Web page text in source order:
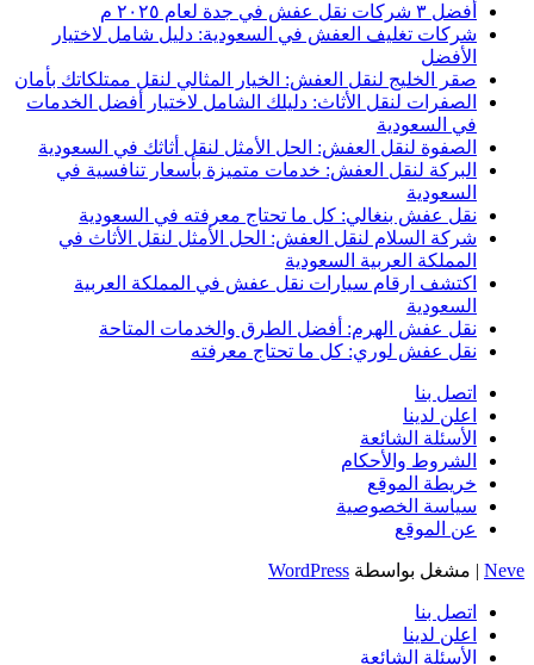
أفضل ٣ شركات نقل عفش في جدة لعام ٢٠٢٥ م
شركات تغليف العفش في السعودية: دليل شامل لاختيار
الأفضل
صقر الخليج لنقل العفش: الخيار المثالي لنقل ممتلكاتك بأمان
الصفرات لنقل الأثاث: دليلك الشامل لاختيار أفضل الخدمات
في السعودية
الصفوة لنقل العفش: الحل الأمثل لنقل أثاثك في السعودية
البركة لنقل العفش: خدمات متميزة بأسعار تنافسية في
السعودية
نقل عفش بنغالي: كل ما تحتاج معرفته في السعودية
شركة السلام لنقل العفش: الحل الأمثل لنقل الأثاث في
المملكة العربية السعودية
اكتشف ارقام سيارات نقل عفش في المملكة العربية
السعودية
نقل عفش الهرم: أفضل الطرق والخدمات المتاحة
نقل عفش لوري: كل ما تحتاج معرفته
اتصل بنا
اعلن لدينا
الأسئلة الشائعة
الشروط والأحكام
خريطة الموقع
سياسة الخصوصية
عن الموقع
Neve | مشغل بواسطة WordPress
اتصل بنا
اعلن لدينا
الأسئلة الشائعة